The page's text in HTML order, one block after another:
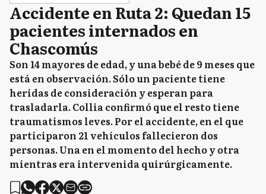
Accidente en Ruta 2: Quedan 15
pacientes internados en
Chascomús
Son 14 mayores de edad, y una bebé de 9 meses que
está en observación. Sólo un paciente tiene
heridas de consideración y esperan para
trasladarla. Collia confirmó que el resto tiene
traumatismos leves. Por el accidente, en el que
participaron 21 vehículos fallecieron dos
personas. Una en el momento del hecho y otra
mientras era intervenida quirúrgicamente.